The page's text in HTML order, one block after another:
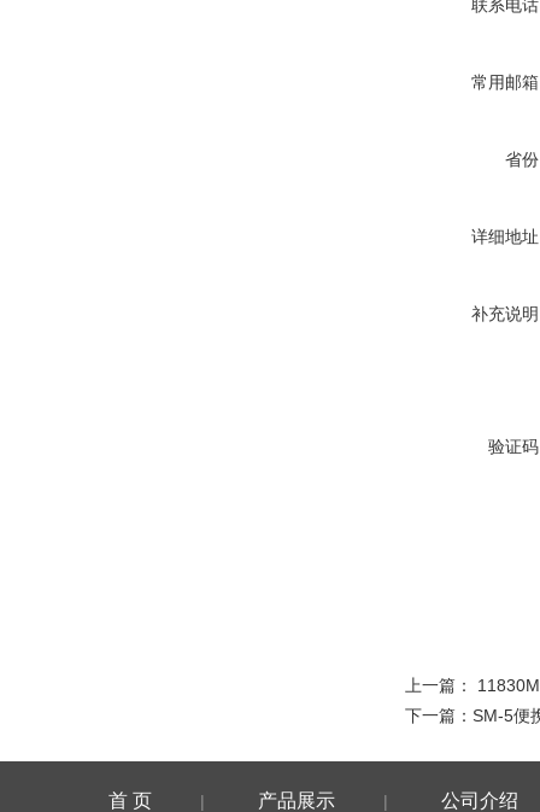
联系电
常用邮
省
详细地
补充说
验证
上一篇：
下一篇： SM-5便
首 页 | 产品展示 | 公司介绍